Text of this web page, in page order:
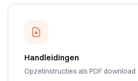
Handleidingen
Opzetinstructies als PDF download